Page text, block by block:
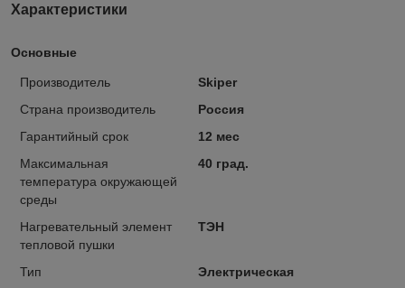
Характеристики
Основные
Производитель
Skiper
Страна производитель
Россия
Гарантийный срок
12 мес
Максимальная
температура окружающей
среды
40 град.
Нагревательный элемент
тепловой пушки
ТЭН
Тип
Электрическая